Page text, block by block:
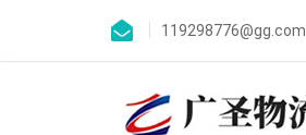
119298776@gg.com